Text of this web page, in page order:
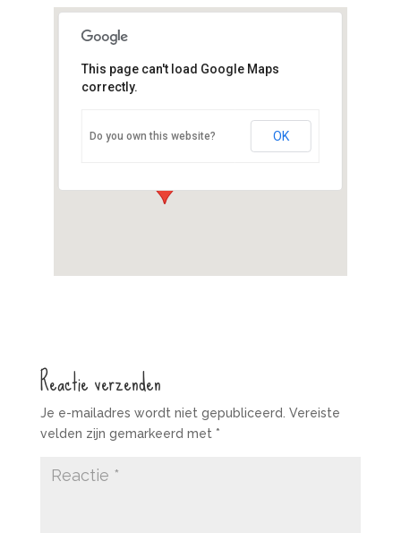
Prins Berhardlaan 28A - Veenendaal
Evenementen
This page can't load Google Maps
correctly.
Do you own this website? OK
Reactie verzenden
Je e-mailadres wordt niet gepubliceerd. Vereiste
velden zijn gemarkeerd met *